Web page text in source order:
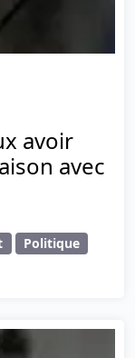
avoir
avec
Politique